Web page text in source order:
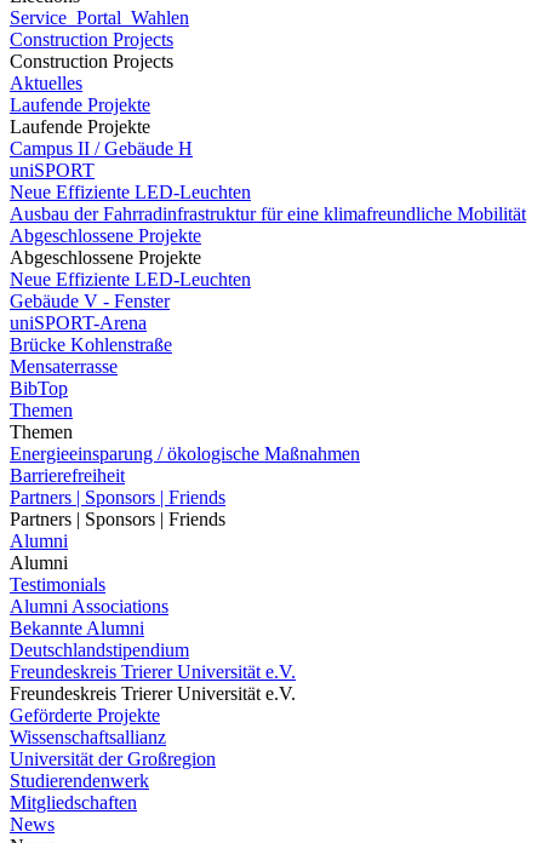
Service_Portal_Wahlen
Construction Projects
Construction Projects
Aktuelles
Laufende Projekte
Laufende Projekte
Campus II / Gebäude H
uniSPORT
Neue Effiziente LED-Leuchten
Ausbau der Fahrradinfrastruktur für eine klimafreundliche Mobilität
Abgeschlossene Projekte
Abgeschlossene Projekte
Neue Effiziente LED-Leuchten
Gebäude V - Fenster
uniSPORT-Arena
Brücke Kohlenstraße
Mensaterrasse
BibTop
Themen
Themen
Energieeinsparung / ökologische Maßnahmen
Barrierefreiheit
Partners | Sponsors | Friends
Partners | Sponsors | Friends
Alumni
Alumni
Testimonials
Alumni Associations
Bekannte Alumni
Deutschlandstipendium
Freundeskreis Trierer Universität e.V.
Freundeskreis Trierer Universität e.V.
Geförderte Projekte
Wissenschaftsallianz
Universität der Großregion
Studierendenwerk
Mitgliedschaften
News